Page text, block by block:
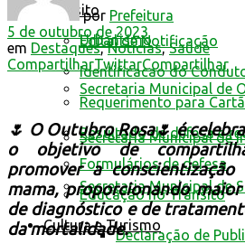
Trânsito
Edital de Notificação
Identificacao do
Requerimento para
Resultado de defesa e
Formulários de defesa
Educação no Trânsito
Cultura e Turismo
Urbanismo
Secretaria Municipal de
Secretaria Municipal de
Secretaria Municipal de
Declaração de
por Prefeitura
5 de outubro de 2023
em Destaques,Notícias,Saúde
CompartilharTwittarCompartilhar
🌷 O Outubro Rosa🌷 é
o objetivo de
promover a
mama, proporcionando maior
de diagnóstico e de
da mortalidade.